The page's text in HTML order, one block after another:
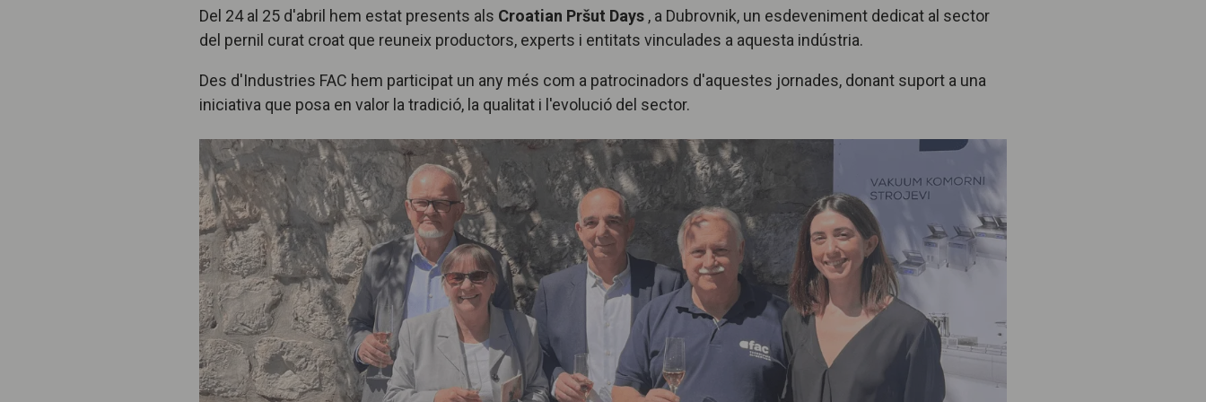
Del 24 al 25 d'abril hem estat presents als Croatian Pršut Days , a Dubrovnik, un esdeveniment dedicat al sector
del pernil curat croat que reuneix productors, experts i entitats vinculades a aquesta indústria.
Des d'Industries FAC hem participat un any més com a patrocinadors d'aquestes jornades, donant suport a una
iniciativa que posa en valor la tradició, la qualitat i l'evolució del sector.